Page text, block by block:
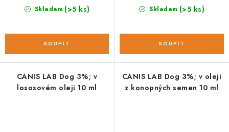
Skladem (>5 ks) Skladem (>5 ks)
CANIS LAB Dog 3%; v
lososovém oleji 10 ml
CANIS LAB Dog 3%; v oleji
z konopných semen 10 ml